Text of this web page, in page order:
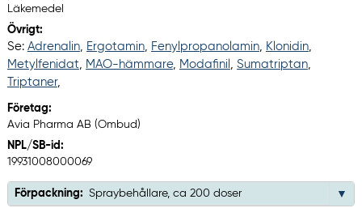
Läkemedel
Övrigt:
Se: Adrenalin, Ergotamin, Fenylpropanolamin, Klonidin,
Metylfenidat, MAO-hämmare, Modafinil , Sumatriptan,
Triptaner,
Företag:
Avia Pharma AB (Ombud)
NPL/SB-id:
19931008000069
Förpackning: Spraybehållare, ca 200 doser